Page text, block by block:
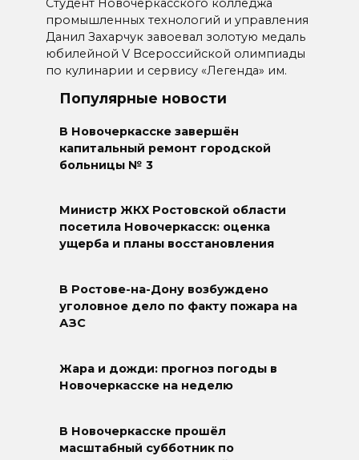
Студент Новочеркасского колледжа
промышленных технологий и управления
Данил Захарчук завоевал золотую медаль
юбилейной V Всероссийской олимпиады
по кулинарии и сервису «Легенда» им.
Популярные новости
В Новочеркасске завершён
капитальный ремонт городской
больницы № 3
Министр ЖКХ Ростовской области
посетила Новочеркасск: оценка
ущерба и планы восстановления
В Ростове-на-Дону возбуждено
уголовное дело по факту пожара на
АЗС
Жара и дожди: прогноз погоды в
Новочеркасске на неделю
В Новочеркасске прошёл
масштабный субботник по